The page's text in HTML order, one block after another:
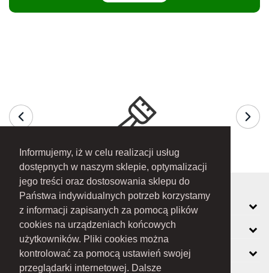
Informujemy, iż w celu realizacji usług
dostępnych w naszym sklepie, optymalizacji
jego treści oraz dostosowania sklepu do
Państwa indywidualnych potrzeb korzystamy
z informacji zapisanych za pomocą plików
cookies na urządzeniach końcowych
użytkowników. Pliki cookies można
kontrolować za pomocą ustawień swojej
przeglądarki internetowej. Dalsze
MOJE KONTO
INFORMACJE
O FIRMIE